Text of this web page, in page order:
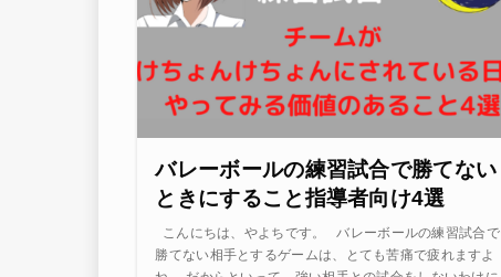
バレーボールの練習試合で勝てない
ときにすること指導者向け4選
こんにちは、やよちです。 バレーボールの練習試合で
勝てない相手とするゲームは、とても苦痛で疲れますよ